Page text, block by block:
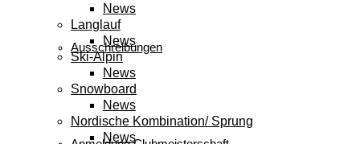
Ausschreibungen
News
Langlauf
News
Ski-Alpin
News
Snowboard
News
Nordische Kombination/ Sprung
News